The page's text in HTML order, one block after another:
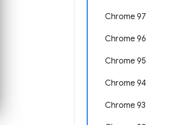
Chrome 97
Chrome 96
Chrome 95
Chrome 94
Chrome 93